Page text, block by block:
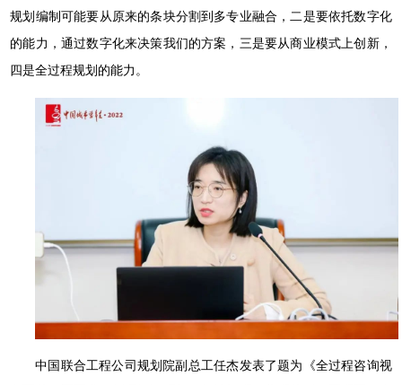
规划编制可能要从原来的条块分割到多专业融合，二是要依托数字化
的能力，通过数字化来决策我们的方案，三是要从商业模式上创新，
四是全过程规划的能力。
中国联合工程公司规划院副总工任杰发表了题为《全过程咨询视